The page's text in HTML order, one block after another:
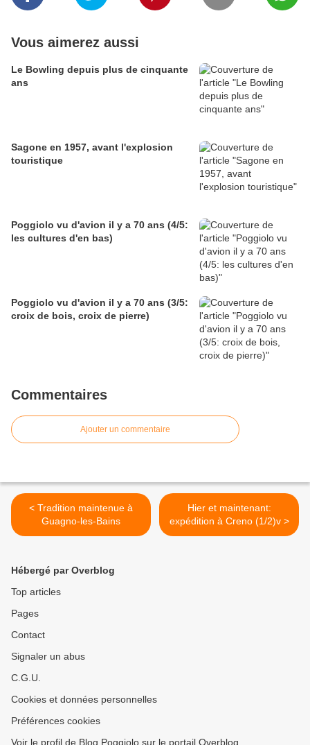
Vous aimerez aussi
Le Bowling depuis plus de cinquante
ans
Sagone en 1957, avant l'explosion
touristique
Poggiolo vu d'avion il y a 70 ans (4/5:
les cultures d'en bas)
Poggiolo vu d'avion il y a 70 ans (3/5:
croix de bois, croix de pierre)
Commentaires
Ajouter un commentaire
< Tradition maintenue à
Guagno-les-Bains
Hier et maintenant:
expédition à Creno (1/2)v >
Hébergé par Overblog
Top articles
Pages
Contact
Signaler un abus
C.G.U.
Cookies et données personnelles
Préférences cookies
Voir le profil de Blog Poggiolo sur le portail Overblog